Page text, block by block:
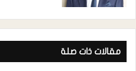
مقالات ذات صلة